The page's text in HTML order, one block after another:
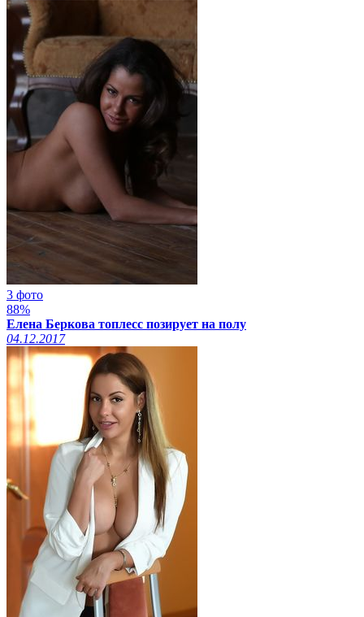
3 фото
88%
Елена Беркова топлесс позирует на полу
04.12.2017